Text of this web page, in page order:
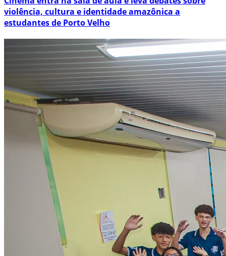
violência, cultura e identidade amazônica a
estudantes de Porto Velho